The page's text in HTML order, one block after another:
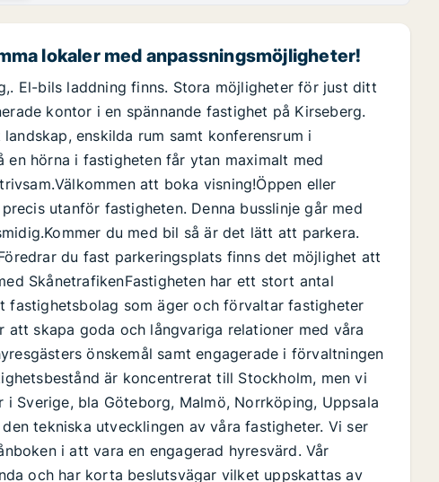
lokaler med anpassningsmöjligheter!
El-bils laddning finns. Stora möjligheter för just ditt
kontor i en spännande fastighet på Kirseberg.
enskilda rum samt konferensrum i
hörna i fastigheten får ytan maximalt med
att boka visning!Öppen eller
utanför fastigheten. Denna busslinje går med
du med bil så är det lätt att parkera.
du fast parkeringsplats finns det möjlighet att
SkånetrafikenFastigheten har ett stort antal
fastighetsbolag som äger och förvaltar fastigheter
skapa goda och långvariga relationer med våra
önskemål samt engagerade i förvaltningen
är koncentrerat till Stockholm, men vi
Sverige, bla Göteborg, Malmö, Norrköping, Uppsala
tekniska utvecklingen av våra fastigheter. Vi ser
i att vara en engagerad hyresvärd. Vår
och har korta beslutsvägar vilket uppskattas av